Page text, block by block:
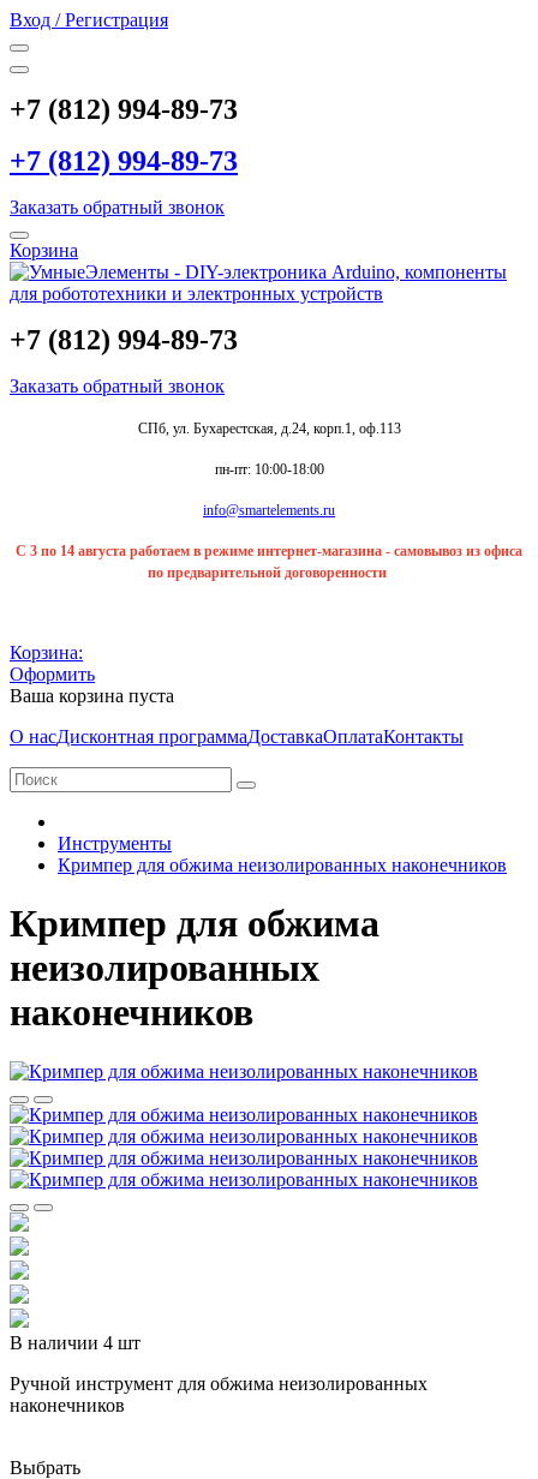
Вход / Регистрация
+7 (812) 994-89-73
+7 (812) 994-89-73
Заказать обратный звонок
Корзина
+7 (812) 994-89-73
Заказать обратный звонок
СПб, ул. Бухарестская, д.24, корп.1, оф.113
пн-пт: 10:00-18:00
info@smartelements.ru
С 3 по 14 августа работаем в режиме интернет-магазина - самовывоз из офиса
по предварительной договоренности
Корзина:
Оформить
Ваша корзина пуста
О насДисконтная программаДоставкаОплатаКонтакты
Инструменты
Кримпер для обжима неизолированных наконечников
Кримпер для обжима
неизолированных
наконечников
В наличии 4 шт
Ручной инструмент для обжима неизолированных
наконечников
Выбрать